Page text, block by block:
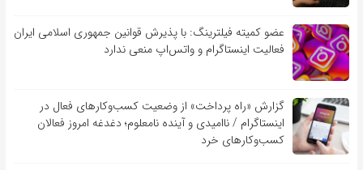
عضو کمیته فیلترینگ: با پذیرش قوانین جمهوری اسلامی ایران
فعالیت اینستاگرام و واتس‌اپ منعی ندارد
گزارش «راه پرداخت» از وضعیت کسب‌وکارهای فعال در
اینستاگرام / ناامیدی و آینده نامعلوم؛ دغدغه امروز فعالان
کسب‌وکارهای خرد